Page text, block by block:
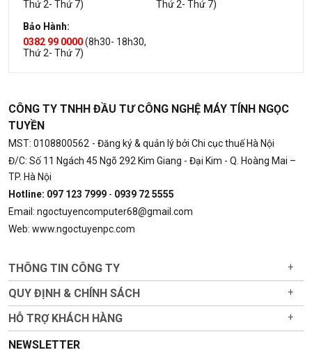
Thứ 2- Thứ 7)
Thứ 2- Thứ 7)
Bảo Hành:
0382 99 0000(8h30- 18h30,
Thứ 2- Thứ 7)
CÔNG TY TNHH ĐẦU TƯ CÔNG NGHỆ MÁY TÍNH NGỌC
TUYỀN
MST: 0108800562 - Đăng ký & quản lý bởi Chi cục thuế Hà Nội
Đ/C: Số 11 Ngách 45 Ngõ 292 Kim Giang - Đại Kim - Q. Hoàng Mai –
TP. Hà Nội
Hotline: 097 123 7999 - 0939 72 5555
Email: ngoctuyencomputer68@gmail.com
Web: www.ngoctuyenpc.com
THÔNG TIN CÔNG TY +
QUY ĐỊNH & CHÍNH SÁCH +
HỖ TRỢ KHÁCH HÀNG +
NEWSLETTER